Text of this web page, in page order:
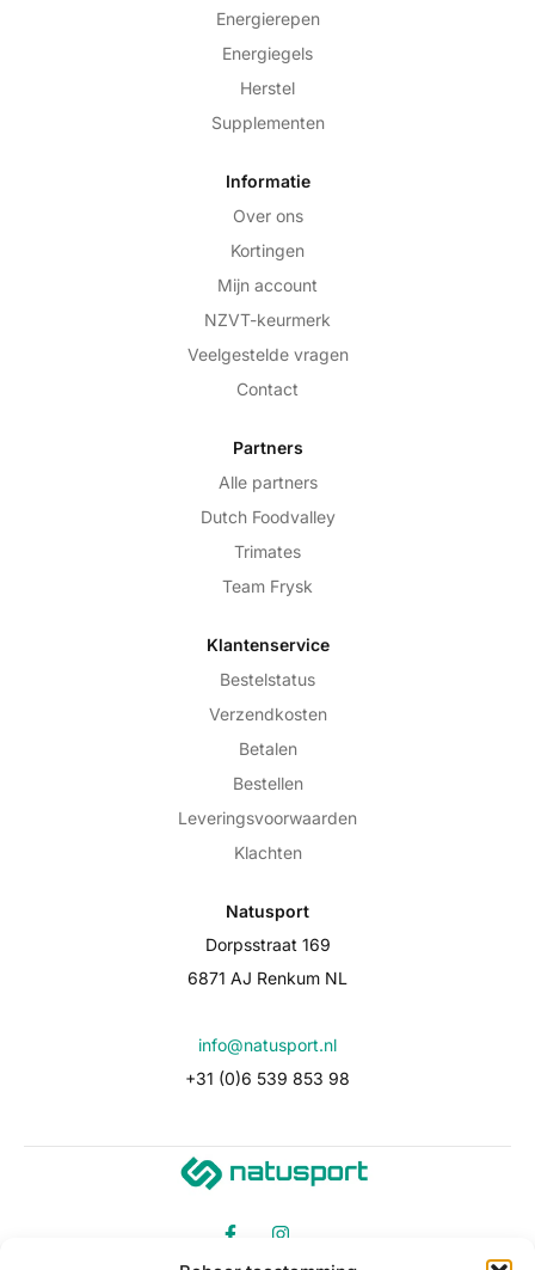
Energierepen
Energiegels
Herstel
Supplementen
Informatie
Over ons
Kortingen
Mijn account
NZVT-keurmerk
Veelgestelde vragen
Contact
Partners
Alle partners
Dutch Foodvalley
Trimates
Team Frysk
Klantenservice
Bestelstatus
Verzendkosten
Betalen
Bestellen
Leveringsvoorwaarden
Klachten
Natusport
Dorpsstraat 169
6871 AJ Renkum NL
info@natusport.nl
+31 (0)6 539 853 98